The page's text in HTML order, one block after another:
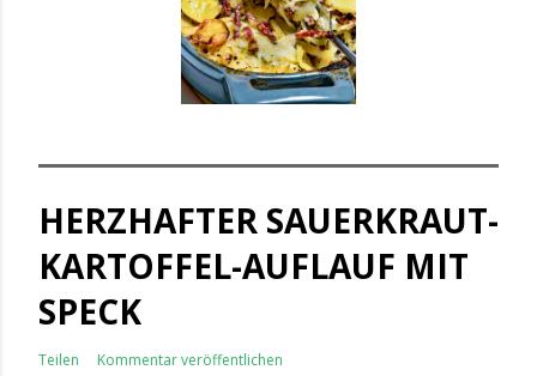
HERZHAFTER SAUERKRAUT-
KARTOFFEL-AUFLAUF MIT
SPECK
Teilen Kommentar veröffentlichen